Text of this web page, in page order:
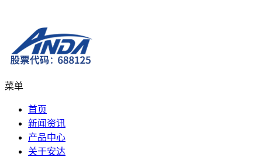
菜单
首页
新闻资讯
产品中心
关于安达